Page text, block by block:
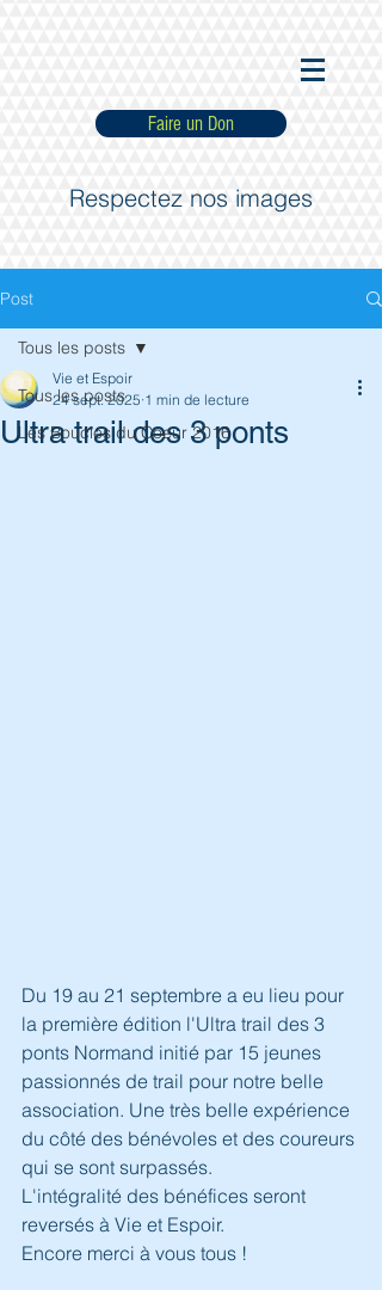
Faire un Don
Respectez nos images
Post
Tous les posts
Les Boucles du Coeur 2016
Tous les posts
Ultra trail des 3 ponts
Vie et Espoir
24 sept. 2025 1 min de lecture
Du 19 au 21 septembre a eu lieu pour
la première édition l'Ultra trail des 3
ponts Normand initié par 15 jeunes
passionnés de trail pour notre belle
association. Une très belle expérience
du côté des bénévoles et des coureurs
qui se sont surpassés.
L'intégralité des bénéfices seront
reversés à Vie et Espoir.
Encore merci à vous tous !